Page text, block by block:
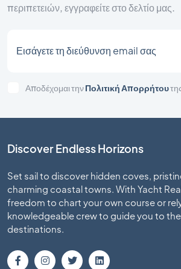
περιπετειών, εγγραφείτε στο δελτίο μας.
Αποδέχομαι τηνΠολιτική Απορρήτου
Discover Endless Horizons
Set sail to discover hidden coves,
charming coastal towns. With Yacht
freedom to chart your own course or
knowledgeable crew to guide you to
destinations.